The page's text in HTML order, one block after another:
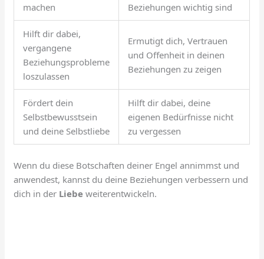
machen
Beziehungen wichtig sind
Hilft dir dabei,
vergangene
Beziehungsprobleme
loszulassen
Ermutigt dich, Vertrauen
und Offenheit in deinen
Beziehungen zu zeigen
Fördert dein
Selbstbewusstsein
und deine Selbstliebe
Hilft dir dabei, deine
eigenen Bedürfnisse nicht
zu vergessen
Wenn du diese Botschaften deiner Engel annimmst und
anwendest, kannst du deine Beziehungen verbessern und
dich in der Liebe weiterentwickeln.